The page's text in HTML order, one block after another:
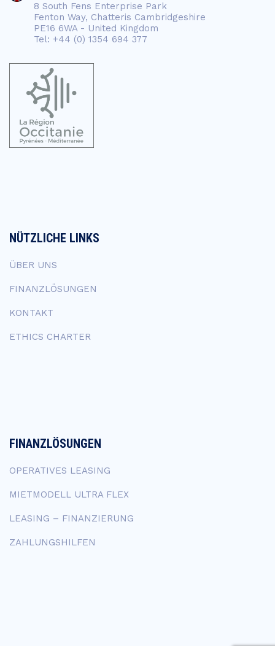
8 South Fens Enterprise Park
Fenton Way, Chatteris Cambridgeshire
PE16 6WA - United Kingdom
Tel: +44 (0) 1354 694 377
NÜTZLICHE LINKS
ÜBER UNS
FINANZLÖSUNGEN
KONTAKT
ETHICS CHARTER
FINANZLÖSUNGEN
OPERATIVES LEASING
MIETMODELL ULTRA FLEX
LEASING – FINANZIERUNG
ZAHLUNGSHILFEN